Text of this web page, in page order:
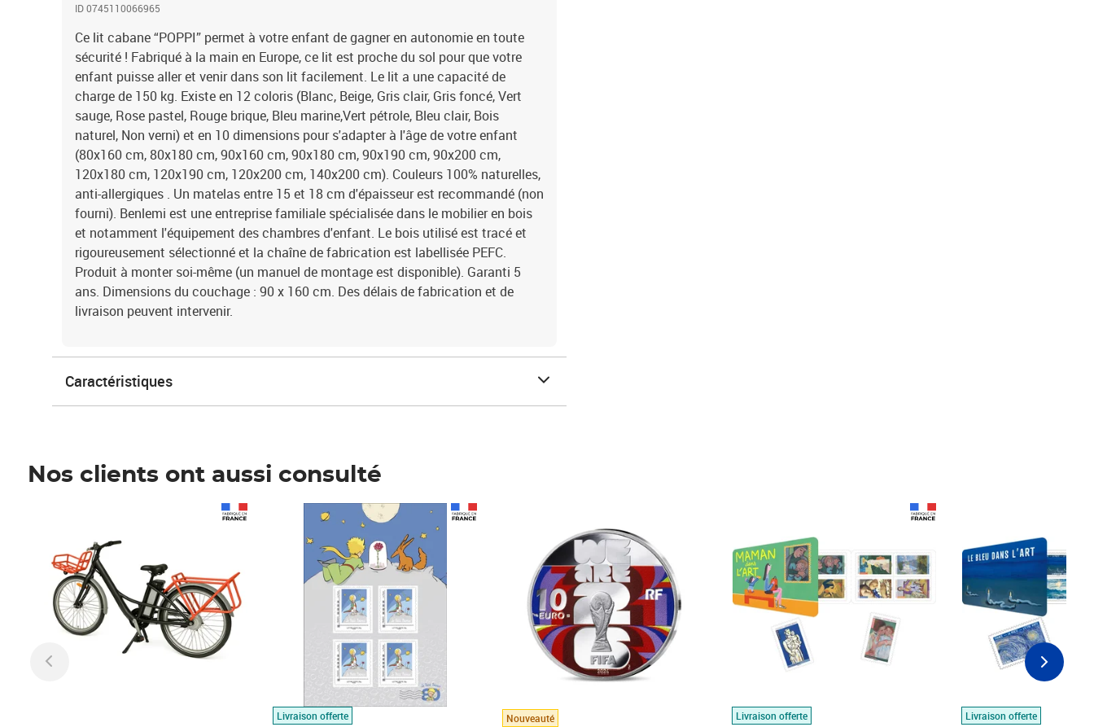
ID 0745110066965
Ce lit cabane “POPPI” permet à votre enfant de gagner en autonomie en toute
sécurité ! Fabriqué à la main en Europe, ce lit est proche du sol pour que votre
enfant puisse aller et venir dans son lit facilement. Le lit a une capacité de
charge de 150 kg. Existe en 12 coloris (Blanc, Beige, Gris clair, Gris foncé, Vert
sauge, Rose pastel, Rouge brique, Bleu marine,Vert pétrole, Bleu clair, Bois
naturel, Non verni) et en 10 dimensions pour s'adapter à l'âge de votre enfant
(80x160 cm, 80x180 cm, 90x160 cm, 90x180 cm, 90x190 cm, 90x200 cm,
120x180 cm, 120x190 cm, 120x200 cm, 140x200 cm). Couleurs 100% naturelles,
anti-allergiques . Un matelas entre 15 et 18 cm d'épaisseur est recommandé (non
fourni). Benlemi est une entreprise familiale spécialisée dans le mobilier en bois
et notamment l'équipement des chambres d'enfant. Le bois utilisé est tracé et
rigoureusement sélectionné et la chaîne de fabrication est labellisée PEFC.
Produit à monter soi-même (un manuel de montage est disponible). Garanti 5
ans. Dimensions du couchage : 90 x 160 cm. Des délais de fabrication et de
livraison peuvent intervenir.
Caractéristiques
Nos clients ont aussi consulté
Livraison offerte
Prix 7,50€
Nouveauté
Livraison offerte
Livraison offerte